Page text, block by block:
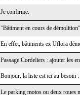
Je confirme.
"Bâtiment en cours de
En effet, bâtiments ex Uflora
Passage Cordeliers : ajouter les
Bonjour, la liste est ici au besoin
Le parking motos ou deux roues